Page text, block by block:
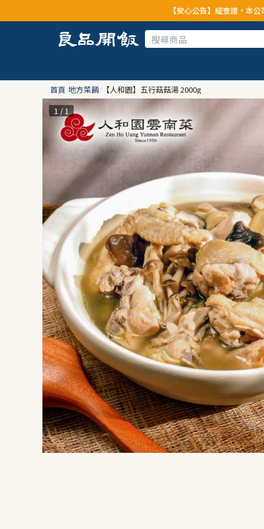
【安心公告】經查證，本公司全品項與上游供應商均
首頁/地方菜餚/ 【人和園】五行菇菇湯 2000g
1 / 1